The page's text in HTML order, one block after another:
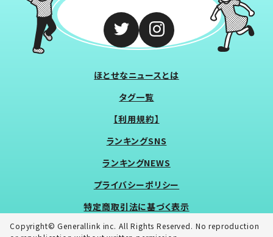
ほとせなニュースとは
タグ一覧
【利用規約】
ランキングSNS
ランキングNEWS
プライバシーポリシー
特定商取引法に基づく表示
Copyright© Generallink inc. All Rights Reserved. No reproduction